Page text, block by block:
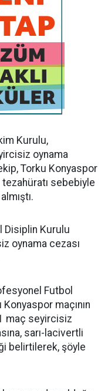
Kurulu,
oynama
Torku Konyaspor
sebebiyle
Disiplin Kurulu
oynama cezası
Futbol
maçının
maç seyircisiz
sarı-lacivertli
belirtilerek, şöyle